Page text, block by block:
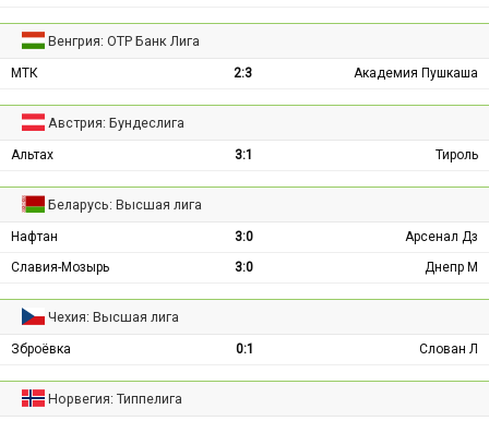
Венгрия: ОТР Банк Лига
МТК 2:3 Академия Пушкаша
Австрия: Бундеслига
Альтах 3:1 Тироль
Беларусь: Высшая лига
Нафтан 3:0
Арсенал Дз
Славия-Мозырь
3:0 Днепр М
Чехия: Высшая лига
Зброёвка 0:1 Слован Л
Норвегия: Типпелига